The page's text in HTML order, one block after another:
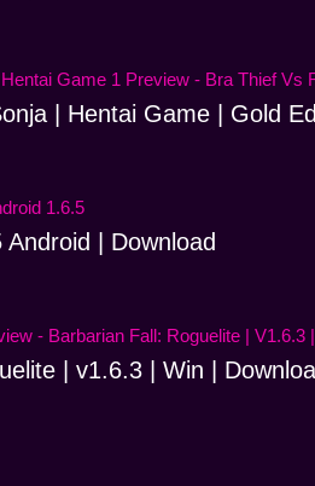
| Hentai Game | Gold
| Download
| v1.6.3 | Win |